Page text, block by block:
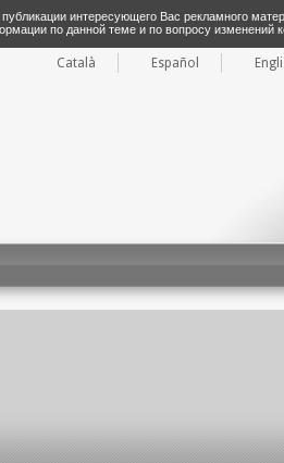
интересующего Вас рекламного
по данной теме и по вопросу изменений
Català Español